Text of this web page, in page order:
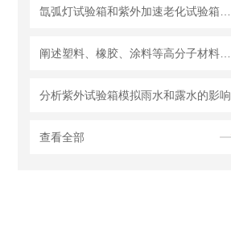
分析紫外试验箱模拟雨水和露水的影响
查看全部